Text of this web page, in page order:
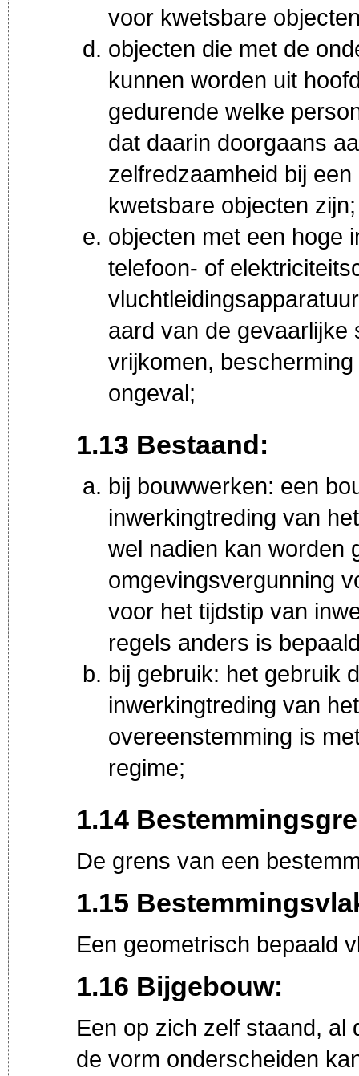
voor kwetsbare
objecten die met de
kunnen worden uit
gedurende welke
dat daarin doorgaans
zelfredzaamheid bij
kwetsbare objecten zijn;
objecten met een hoge
telefoon- of
aard van de gevaarlijke
vrijkomen,
ongeval;
1.13 Bestaand:
bij bouwwerken: een
inwerkingtreding van
wel nadien kan worden
omgevingsvergunning
voor het tijdstip van
regels anders is
bij gebruik: het gebruik
inwerkingtreding van
overeenstemming is
regime;
1.14
De grens van een
1.15
Een geometrisch bepaald
1.16 Bijgebouw:
Een op zich zelf staand, al
de vorm onderscheiden